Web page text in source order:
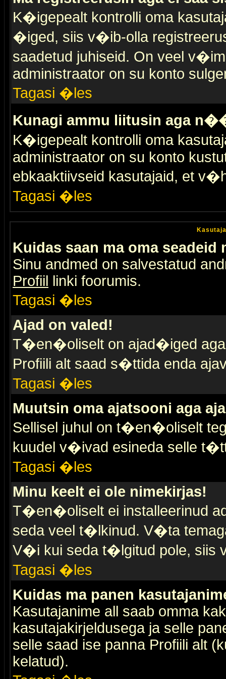
K�igepealt kontrolli oma
�iged, siis v�ib-olla
saadetud juhiseid. On veel
administraator on su konto
Tagasi �les
Kunagi ammu liitusin aga
K�igepealt kontrolli oma
administraator on su konto
ebkaaktiivseid kasutajaid, et
Tagasi �les
Kuidas saan ma oma seadeid
Sinu andmed on salvestatud
Profiil linki foorumis.
Tagasi �les
Ajad on valed!
T�en�oliselt on ajad�iged
Profiili alt saad s�ttida enda
Tagasi �les
Muutsin oma ajatsooni aga
Sellisel juhul on t�en�oliselt
kuudel v�ivad esineda selle
Tagasi �les
Minu keelt ei ole nimekirjas!
T�en�oliselt ei installeerinud
seda veel t�lkinud. V�ta
V�i kui seda t�lgitud pole, siis
Tagasi �les
Kuidas ma panen
Kasutajanime all saab omma
kasutajakirjeldusega ja selle
selle saad ise panna Profiili alt
kelatud).